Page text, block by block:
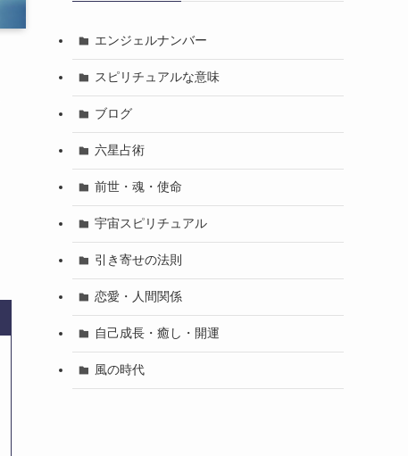
エンジェルナンバー
スピリチュアルな意味
ブログ
六星占術
前世・魂・使命
宇宙スピリチュアル
引き寄せの法則
恋愛・人間関係
自己成長・癒し・開運
風の時代